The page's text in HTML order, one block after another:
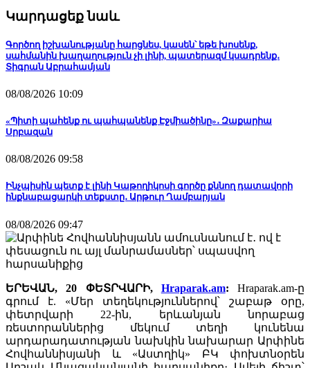
Կարդացեք նաև
Գործող իշխանությանը հարցնես, կասեն՝ եթե խոսենք,
սահմանին խաղաղություն չի լինի, պատերազմ կսադրենք․
Տիգրան Աբրահամյան
08/08/2026 10:09
«Պիտի պահենք ու պահպանենք Էջմիածինը»․ Զաքարիա
Սրբազան
08/08/2026 09:58
Ինչպիսին պետք է լինի Կաթողիկոսի գործը քննող դատավորի
ինքնաբացարկի տեքստը․ Արթուր Ղամբարյան
08/08/2026 09:47
ԵՐԵՎԱՆ, 20 ՓԵՏՐՎԱՐԻ, Hraparak.am: Hraparak.am-ը
գրում է. «Մեր տեղեկություններով՝ շաբաթ օրը,
փետրվարի 22-ին, երևանյան նորաբաց
ռեստորաններից մեկում տեղի կունենա
արդարադատության նախկին նախարար Արփինե
Հովհաննիսյանի և «Աստղիկ» ԲԿ փոխտնօրեն